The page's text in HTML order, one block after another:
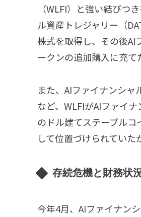
（WLFI）と強い結びつ
ル資産トレジャリー（
株式を取得し、その後AI
ークンの追加購入に充て
また、AIファイナンシャ
など、WLFIがAIファイ
のドル建てステーブル
して位置づけられてい
存続危機と財務状
今年4月、AIファイナン